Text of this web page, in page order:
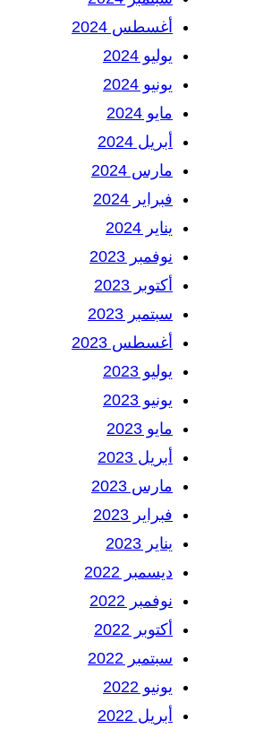
أغسطس 2024
يوليو 2024
يونيو 2024
مايو 2024
أبريل 2024
مارس 2024
فبراير 2024
يناير 2024
نوفمبر 2023
أكتوبر 2023
سبتمبر 2023
أغسطس 2023
يوليو 2023
يونيو 2023
مايو 2023
أبريل 2023
مارس 2023
فبراير 2023
يناير 2023
ديسمبر 2022
نوفمبر 2022
أكتوبر 2022
سبتمبر 2022
يونيو 2022
أبريل 2022